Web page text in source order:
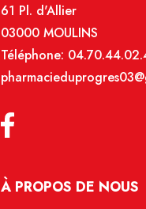
61 Pl. d'Allier
03000 MOULINS
Téléphone:
À PROPOS DE NOUS